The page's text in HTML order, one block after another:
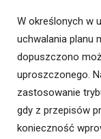
W określonych w
uchwalania planu
dopuszczono
uproszczonego.
zastosowanie
gdy z przepisów
konieczność